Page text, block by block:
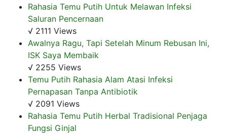
Rahasia Temu Putih Untuk Melawan Infeksi
Saluran Pencernaan
√ 2111 Views
Awalnya Ragu, Tapi Setelah Minum Rebusan Ini,
ISK Saya Membaik
√ 2255 Views
Temu Putih Rahasia Alam Atasi Infeksi
Pernapasan Tanpa Antibiotik
√ 2091 Views
Rahasia Temu Putih Herbal Tradisional Penjaga
Fungsi Ginjal